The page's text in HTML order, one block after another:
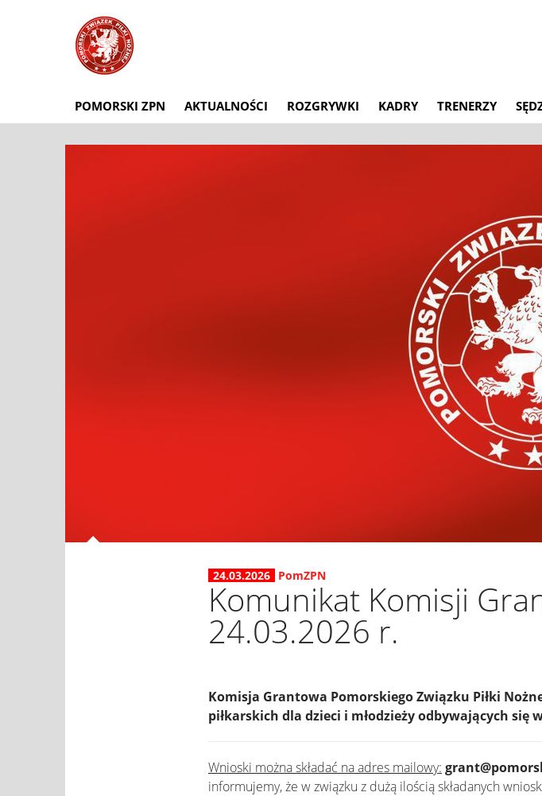
POMORSKI ZPN AKTUALNOŚCI ROZGRYWKI KADRY TRENERZY
24.03.2026 PomZPN
Komunikat Komisji
24.03.2026 r.
Komisja Grantowa Pomorskiego Związku Piłki
piłkarskich dla dzieci i młodzieży odbywających się
Wnioski można składać na adres mailowy:
informujemy, że w związku z dużą ilością składanych